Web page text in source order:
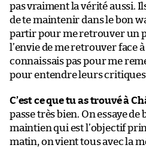
pas vraiment la vérité aussi.
de te maintenir dans le bon
partir pour me retrouver un
l’envie de me retrouver face
connaissais pas pour me
pour entendre leurs
C’est ce que tu as trouvé à
passe très bien. On essaye
maintien qui est l’objectif
matin, on vient tous avec la